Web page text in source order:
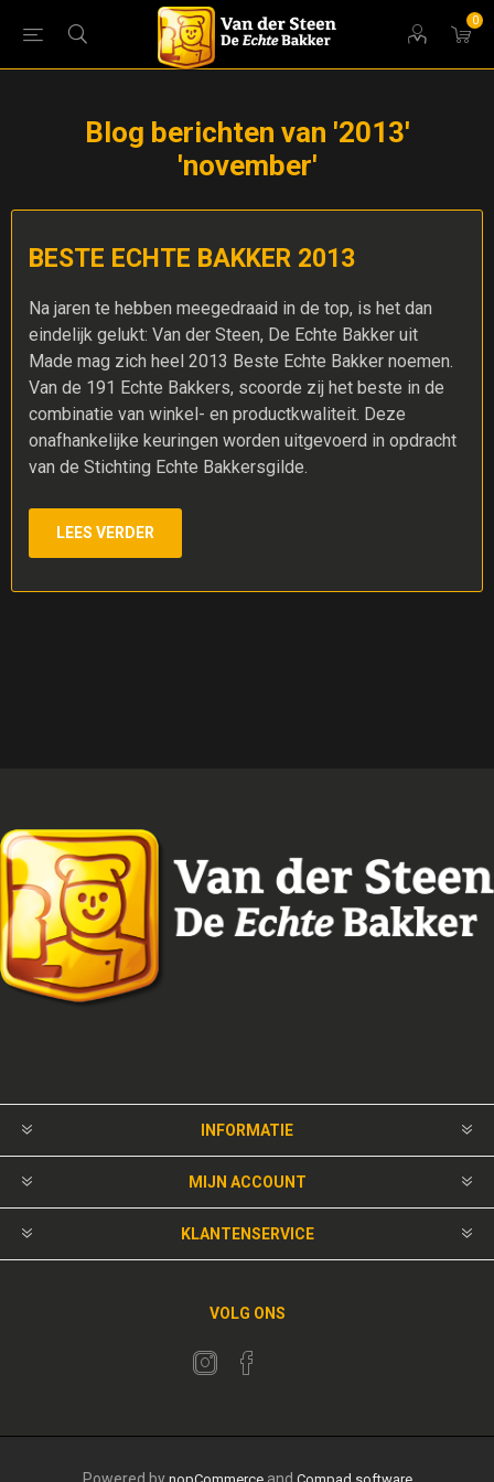
0
Blog berichten van '2013'
'november'
BESTE ECHTE BAKKER 2013
Na jaren te hebben meegedraaid in de top, is het dan
eindelijk gelukt: Van der Steen, De Echte Bakker uit
Made mag zich heel 2013 Beste Echte Bakker noemen.
Van de 191 Echte Bakkers, scoorde zij het beste in de
combinatie van winkel- en productkwaliteit. Deze
onafhankelijke keuringen worden uitgevoerd in opdracht
van de Stichting Echte Bakkersgilde.
LEES VERDER
INFORMATIE
MIJN ACCOUNT
KLANTENSERVICE
VOLG ONS